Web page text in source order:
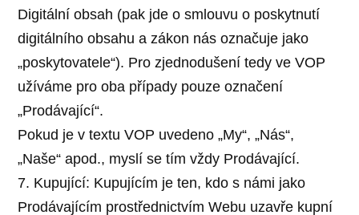
Digitální obsah (pak jde o smlouvu o poskytnutí
digitálního obsahu a zákon nás označuje jako
„poskytovatele“). Pro zjednodušení tedy ve VOP
užíváme pro oba případy pouze označení
„Prodávající“.
Pokud je v textu VOP uvedeno „My“, „Nás“,
„Naše“ apod., myslí se tím vždy Prodávající.
7. Kupující: Kupujícím je ten, kdo s námi jako
Prodávajícím prostřednictvím Webu uzavře kupní